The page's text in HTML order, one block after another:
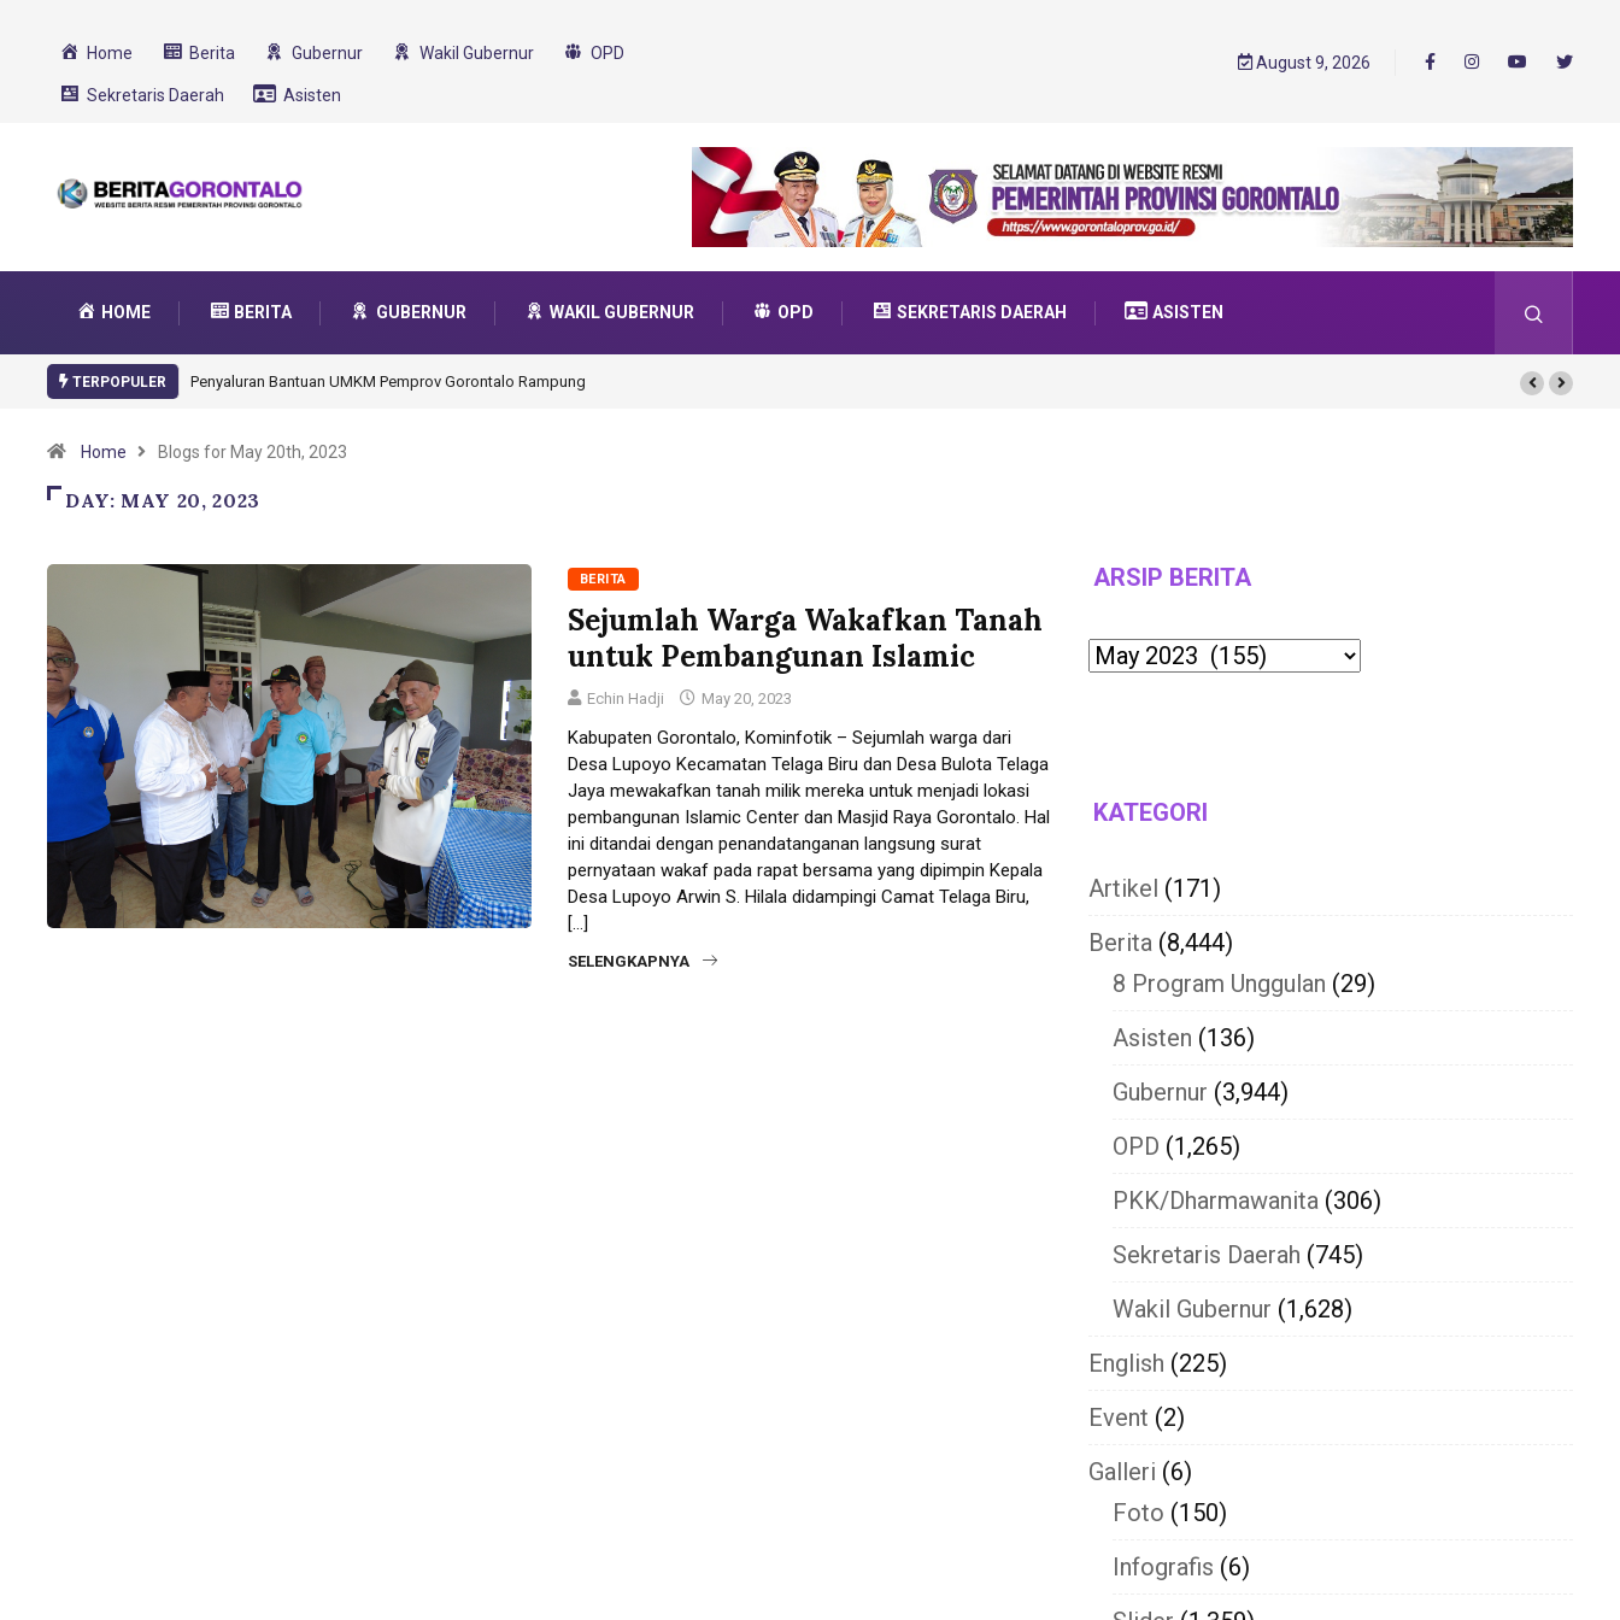
Home Berita Gubernur Wakil Gubernur OPD
Sekretaris Daerah Asisten
August 9, 2026
HOME BERITA GUBERNUR WAKIL GUBERNUR OPD SEKRETARIS DAERAH ASISTEN
TERPOPULER Penyaluran Bantuan UMKM Pemprov Gorontalo Rampung
Home Blogs for May 20th, 2023
DAY: MAY 20, 2023
BERITA
Sejumlah Warga Wakafkan Tanah
untuk Pembangunan Islamic
Echin Hadji May 20, 2023
Kabupaten Gorontalo, Kominfotik – Sejumlah warga dari
Desa Lupoyo Kecamatan Telaga Biru dan Desa Bulota Telaga
Jaya mewakafkan tanah milik mereka untuk menjadi lokasi
pembangunan Islamic Center dan Masjid Raya Gorontalo. Hal
ini ditandai dengan penandatanganan langsung surat
pernyataan wakaf pada rapat bersama yang dipimpin Kepala
Desa Lupoyo Arwin S. Hilala didampingi Camat Telaga Biru,
[…]
SELENGKAPNYA
ARSIP BERITA
Archives
KATEGORI
Artikel (171)
Berita (8,444)
8 Program Unggulan (29)
Asisten (136)
Gubernur (3,944)
OPD (1,265)
PKK/Dharmawanita (306)
Sekretaris Daerah (745)
Wakil Gubernur (1,628)
English (225)
Event (2)
Galleri (6)
Foto (150)
Infografis (6)